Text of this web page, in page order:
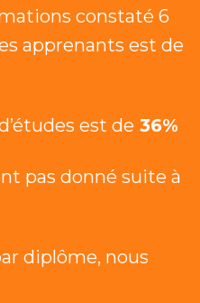
constaté 6
apprenants est de
est de 36%
pas donné suite à
diplôme, nous